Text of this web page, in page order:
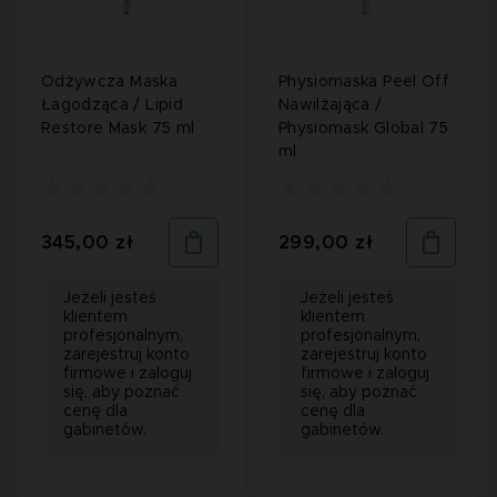
Odżywcza Maska
Łagodząca / Lipid
Restore Mask 75 ml
345,00 zł
Jeżeli jesteś
klientem
profesjonalnym,
zarejestruj konto
firmowe i zaloguj
się, aby poznać
cenę dla
gabinetów.
Physiomaska Peel Off
Nawilżająca /
Physiomask Global 75
ml
299,00 zł
Jeżeli jesteś
klientem
profesjonalnym,
zarejestruj konto
firmowe i zaloguj
się, aby poznać
cenę dla
gabinetów.